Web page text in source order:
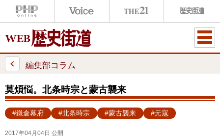
ME
編集部コラム
莫煩悩。北条時宗と蒙古襲来
#鎌倉幕府 #北条時宗 #蒙古襲来 #元寇
2017年04月04日 公開